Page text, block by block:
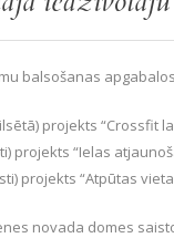
balsošanas
projekts “Crossfit
projekts “Ielas
projekts “Atpūtas
novada domes